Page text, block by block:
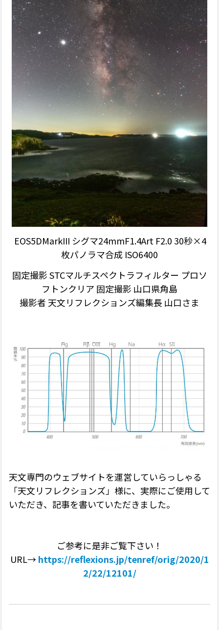
EOS5DMarkIII シグマ24mmF1.4Art F2.0 30秒×4
枚パノラマ合成 ISO6400
固定撮影 STCマルチスペクトラフィルター プロソ
フトンクリア 固定撮影 山口県角島
撮影者 天文リフレクションズ編集長 山口さま
天文専門のウェブサイトを運営していらっしゃる
「天文リフレクションズ」様に、実際にご使用して
いただき、記事を書いていただきました。
ご参考に是非ご覧下さい！
URL→https://reflexions.jp/tenref/orig/2020/1
2/22/12101/